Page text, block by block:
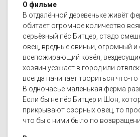
О фильме
В отдалённой деревеньке живёт
обитает огромное количество
серьёзный пёс Битцер, стадо
овец, вредные свиньи, огромный и
всепожирающий козёл,
хозяин уезжает в город или
всегда начинает твориться что-
В одночасье маленькая ферма
Если бы не пёс Битцер и Шон,
прикрывают озорных овец, то
что бы с ними было по